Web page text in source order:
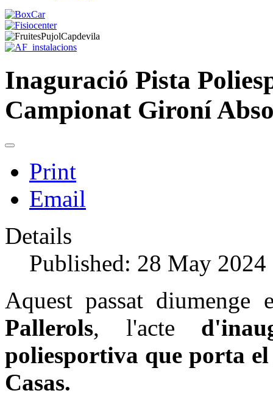
Inaguració Pista
Campionat Gironí
Print
Email
Details
Published: 28 May 2024
Aquest passat
Pallerols, l'acte
poliesportiva que porta
Casas.